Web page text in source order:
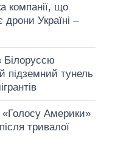
компанії, що
дрони Україні –
Білоруссю
підземний тунель
«Голосу Америки»
тривалої